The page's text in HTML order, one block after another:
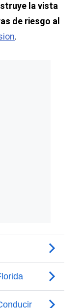
la vista
de riesgo al
.